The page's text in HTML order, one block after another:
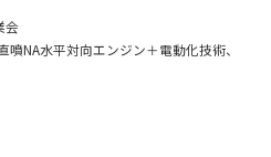
会
噴NA水平対向エンジン＋電動化技術、